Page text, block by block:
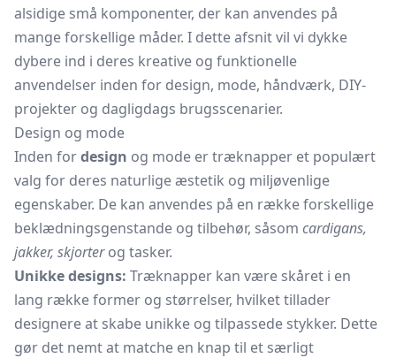
alsidige små komponenter, der kan anvendes på
mange forskellige måder. I dette afsnit vil vi dykke
dybere ind i deres kreative og funktionelle
anvendelser inden for design, mode, håndværk, DIY-
projekter og dagligdags brugsscenarier.
Design og mode
Inden fordesign og mode er træknapper et populært
valg for deres naturlige æstetik og miljøvenlige
egenskaber. De kan anvendes på en række forskellige
beklædningsgenstande og tilbehør, såsom cardigans,
jakker, skjorterog tasker.
Unikke designs: Træknapper kan være skåret i en
lang række former og størrelser, hvilket tillader
designere at skabe unikke og tilpassede stykker. Dette
gør det nemt at matche en knap til et særligt